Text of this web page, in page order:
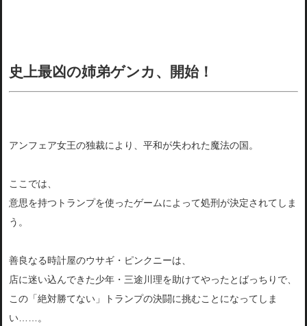
史上最凶の姉弟ゲンカ、開始！
アンフェア女王の独裁により、平和が失われた魔法の国。
ここでは、
意思を持つトランプを使ったゲームによって処刑が決定されてしま
う。
善良なる時計屋のウサギ・ピンクニーは、
店に迷い込んできた少年・三途川理を助けてやったとばっちりで、
この「絶対勝てない」トランプの決闘に挑むことになってしま
い……。